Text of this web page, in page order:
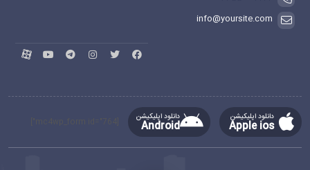
info@yoursite.com
دانلود اپلیکیشن
Apple ios
دانلود اپلیکیشن
Android